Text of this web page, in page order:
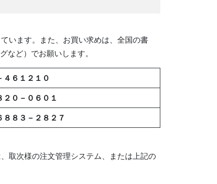
います。また、お買い求めは、全国の書
など）でお願いします。
４６１２１０
２０－０６０１
８８３－２８２７
取次様の注文管理システム、または上記の